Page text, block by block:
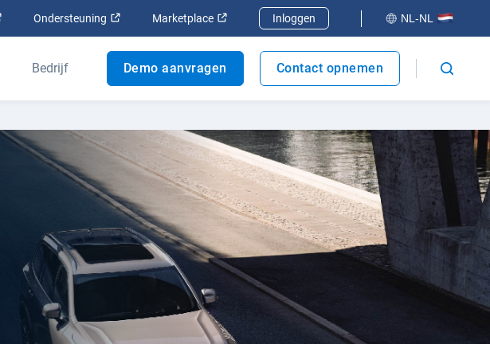
Openen in een nieuw venster
Ondersteuning Openen in een nieuw venster
Marketplace Openen in een nieuw venster
Inloggen NL-NL
Bedrijf Demo aanvragen Contact opnemen